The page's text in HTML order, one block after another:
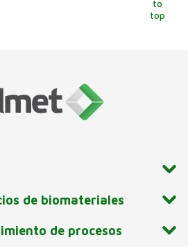
to
top
de biomateriales
de procesos